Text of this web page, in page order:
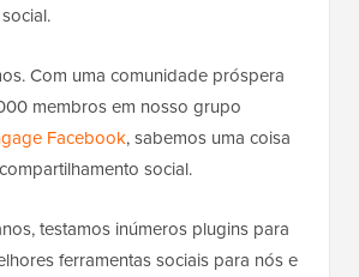
Com uma comunidade próspera
membros em nosso grupo
Facebook, sabemos uma coisa
social.
testamos inúmeros plugins para
ferramentas sociais para nós e